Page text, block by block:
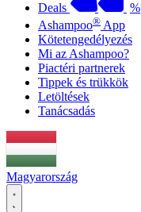
Deals
%
Ashampoo® App
Kötetengedélyezés
Mi az Ashampoo?
Piactéri partnerek
Tippek és trükkök
Letöltések
Tanácsadás
Magyarország